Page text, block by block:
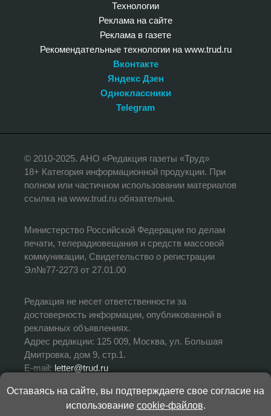
Технологии
Реклама на сайте
Реклама в газете
Рекомендательные технологии на www.trud.ru
Вконтакте
Яндекс Дзен
Одноклассники
Telegram
© 2010-2025. АНО «Редакция газеты «Труд»
18+ Категория информационной продукции. При
полном или частичном использовании материалов
ссылка на www.trud.ru обязательна.
Министерство Российской Федерации по делам
печати, телерадиовещания и средств массовой
коммуникации, Свидетельство о регистрации
Эл№77-2273 от 27.01.00
Редакция не несет ответственности за
достоверность информации, опубликованной в
рекламных объявлениях.
Адрес редакции: 125 009, Москва, ул. Большая
Дмитровка, дом 9, стр.1.
E-mail: letter@trud.ru
УЧРЕДИТЕЛЬ: АНО «Редакция газеты «Труд»
ИЗДАТЕЛЬ: АНО «Редакция газеты «Труд»
Оставаясь на сайте, вы подтверждаете свое согласие на
использование cookie-файлов.